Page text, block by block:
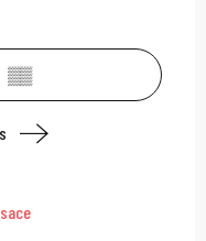
▒▒